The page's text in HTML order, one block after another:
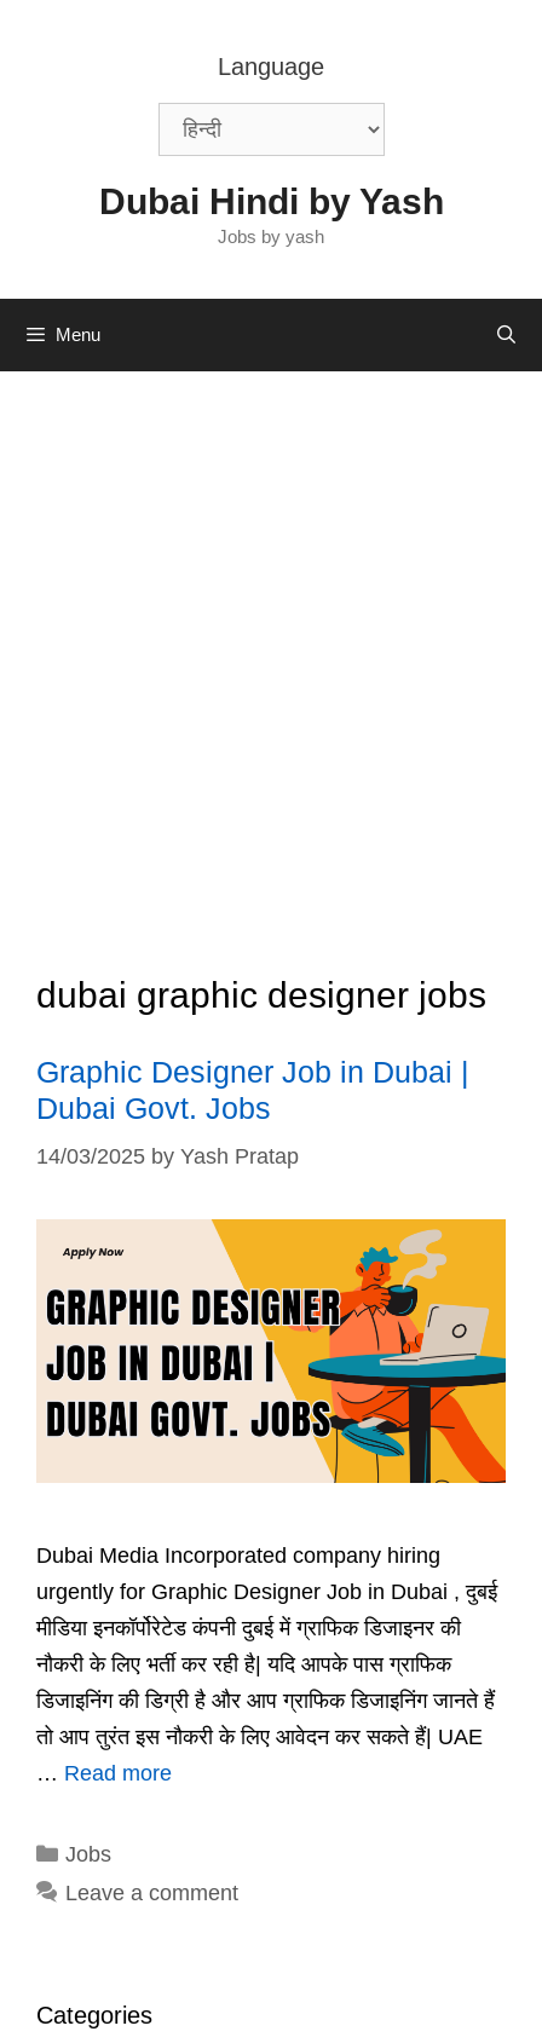
Language
Dubai Hindi by Yash
Jobs by yash
Menu
dubai graphic designer jobs
Graphic Designer Job in Dubai |
Dubai Govt. Jobs
14/03/2025 by Yash Pratap
Dubai Media Incorporated company hiring
urgently for Graphic Designer Job in Dubai , दुबई
मीडिया इनकॉर्पोरेटेड कंपनी दुबई में ग्राफिक डिजाइनर की
नौकरी के लिए भर्ती कर रही है| यदि आपके पास ग्राफिक
डिजाइनिंग की डिग्री है और आप ग्राफिक डिजाइनिंग जानते हैं
तो आप तुरंत इस नौकरी के लिए आवेदन कर सकते हैं| UAE
… Read more
Categories
Jobs
Leave a comment
Categories